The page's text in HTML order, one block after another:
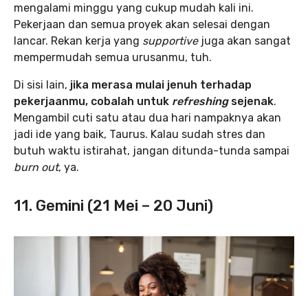
mengalami minggu yang cukup mudah kali ini.
Pekerjaan dan semua proyek akan selesai dengan
lancar. Rekan kerja yang supportivejuga akan sangat
mempermudah semua urusanmu, tuh.
Di sisi lain, jika merasa mulai jenuh terhadap
pekerjaanmu, cobalah untuk refreshingsejenak.
Mengambil cuti satu atau dua hari nampaknya akan
jadi ide yang baik, Taurus. Kalau sudah stres dan
butuh waktu istirahat, jangan ditunda-tunda sampai
burn out, ya.
11. Gemini (21 Mei – 20 Juni)